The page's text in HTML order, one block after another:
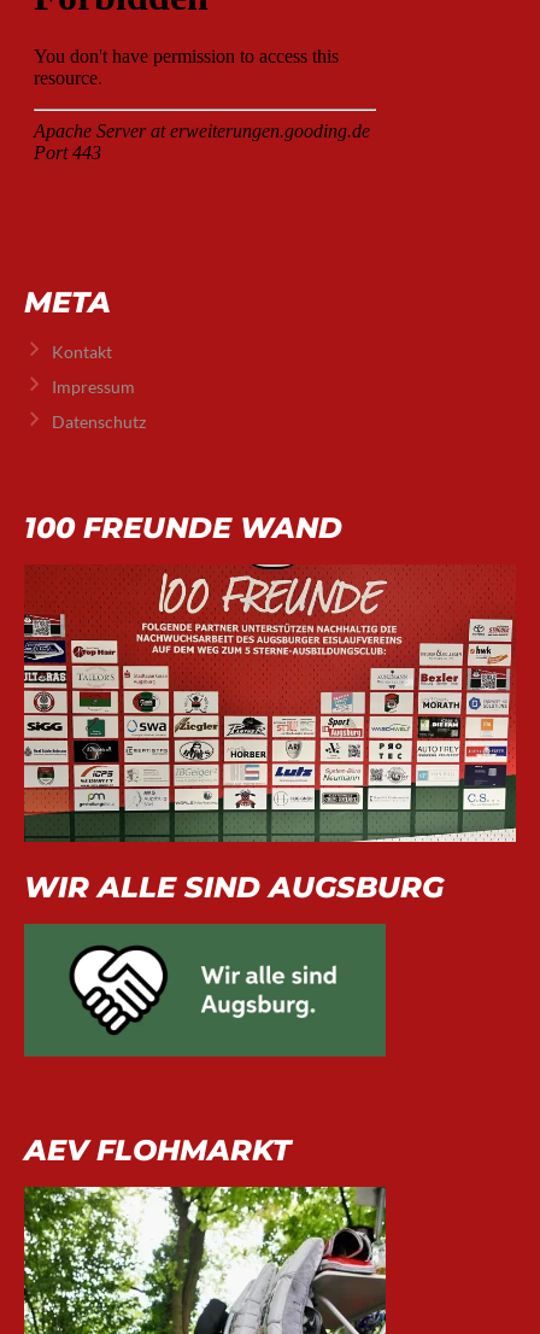
META
Kontakt
Impressum
Datenschutz
100 FREUNDE WAND
WIR ALLE SIND AUGSBURG
AEV FLOHMARKT